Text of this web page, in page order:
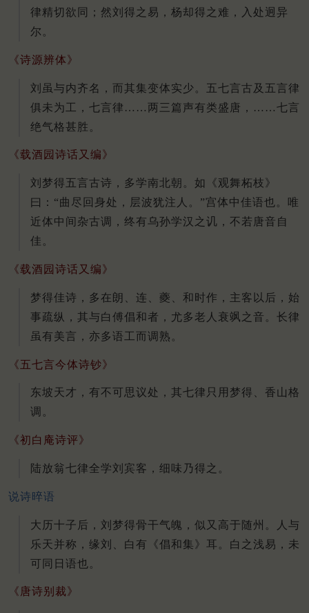
律精切欲同；然刘得之易，杨却得之难，入处迥异
尔。
《诗源辨体》
刘虽与内齐名，而其集变体实少。五七言古及五言律
俱未为工，七言律……两三篇声有类盛唐，……七言
绝气格甚胜。
《载酒园诗话又编》
刘梦得五言古诗，多学南北朝。如《观舞柘枝》
曰：“曲尽回身处，层波犹注人。”宫体中佳语也。唯
近体中间杂古调，终有乌孙学汉之讥，不若唐音自
佳。
《载酒园诗话又编》
梦得佳诗，多在朗、连、夔、和时作，主客以后，始
事疏纵，其与白傅倡和者，尤多老人衰飒之音。长律
虽有美言，亦多语工而调熟。
《五七言今体诗钞》
东坡天才，有不可思议处，其七律只用梦得、香山格
调。
《初白庵诗评》
陆放翁七律全学刘宾客，细味乃得之。
说诗晬语
大历十子后，刘梦得骨干气魄，似又高于随州。人与
乐天并称，缘刘、白有《倡和集》耳。白之浅易，未
可同日语也。
《唐诗别裁》